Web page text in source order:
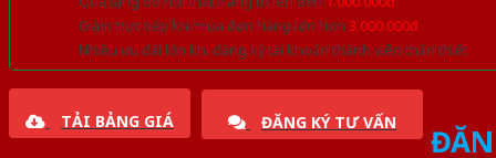
Giảm trực tiếp khi mua đơn hàng lớn hơn 3.000.000đ
Nhiều ưu đãi lớn khi đăng ký tài khoản thành viên thân thiết
TẢI BẢNG GIÁ ĐĂNG KÝ TƯ VẤN